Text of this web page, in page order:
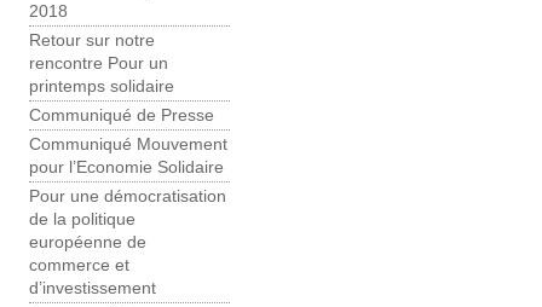
2018
Retour sur notre
rencontre Pour un
printemps solidaire
Communiqué de Presse
Communiqué Mouvement
pour l’Economie Solidaire
Pour une démocratisation
de la politique
européenne de
commerce et
d’investissement